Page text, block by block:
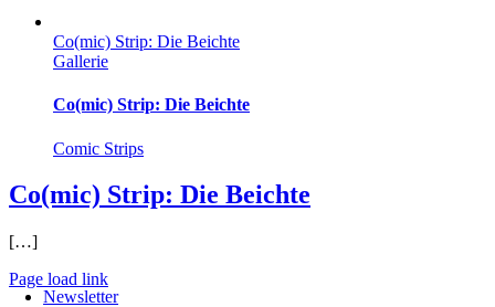
Co(mic) Strip: Die Beichte
Gallerie
Co(mic) Strip: Die Beichte
Comic Strips
Co(mic) Strip: Die Beichte
[…]
Newsletter
Page load link
Nach